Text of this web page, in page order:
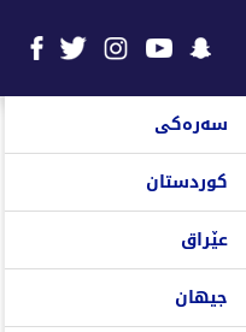
سەرەکی
کوردستان
عێراق
جیهان